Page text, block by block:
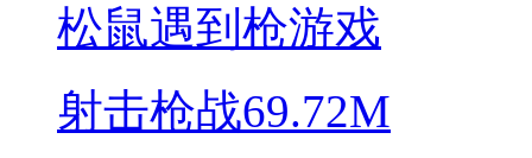
松鼠遇到枪游戏
射击枪战69.72M